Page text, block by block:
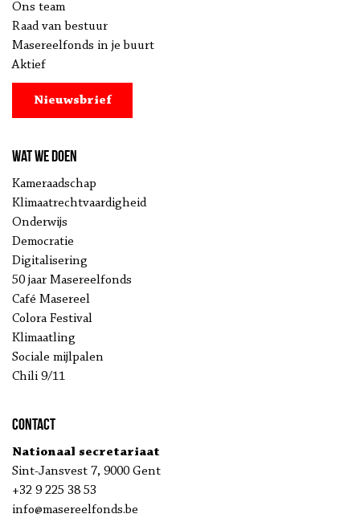
Ons team
Raad van bestuur
Masereelfonds in je buurt
Aktief
Nieuwsbrief
Wat we doen
Kameraadschap
Klimaatrechtvaardigheid
Onderwijs
Democratie
Digitalisering
50 jaar Masereelfonds
Café Masereel
Colora Festival
Klimaatling
Sociale mijlpalen
Chili 9/11
Contact
Nationaal secretariaat
Sint-Jansvest 7, 9000 Gent
+32 9 225 38 53
info@masereelfonds.be